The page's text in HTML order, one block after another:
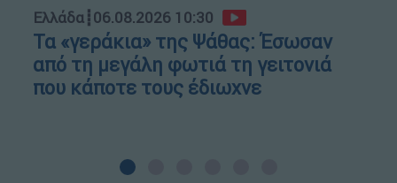
Ελλάδα┋06.08.2026 10:30
Τα «γεράκια» της Ψάθας: Έσωσαν
από τη μεγάλη φωτιά τη γειτονιά
που κάποτε τους έδιωχνε